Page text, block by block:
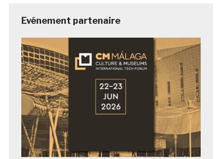
Evénement partenaire